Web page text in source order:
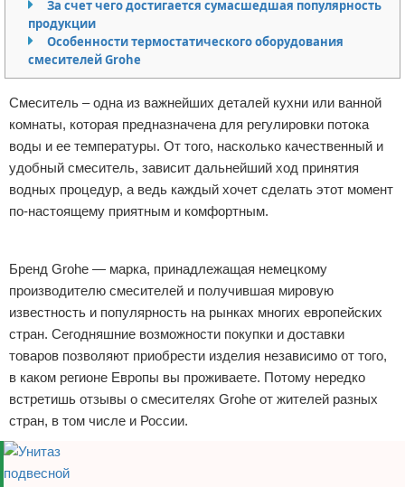
Безопасность
Стройматериалы
Разное
За счет чего достигается сумасшедшая популярность
продукции
Особенности термостатического оборудования
смесителей Grohe
Смеситель – одна из важнейших деталей кухни или ванной
комнаты, которая предназначена для регулировки потока
воды и ее температуры. От того, насколько качественный и
удобный смеситель, зависит дальнейший ход принятия
водных процедур, а ведь каждый хочет сделать этот момент
по-настоящему приятным и комфортным.
Бренд Grohe — марка, принадлежащая немецкому
производителю смесителей и получившая мировую
известность и популярность на рынках многих европейских
стран. Сегодняшние возможности покупки и доставки
товаров позволяют приобрести изделия независимо от того,
в каком регионе Европы вы проживаете. Потому нередко
встретишь отзывы о смесителях Grohe от жителей разных
стран, в том числе и России.